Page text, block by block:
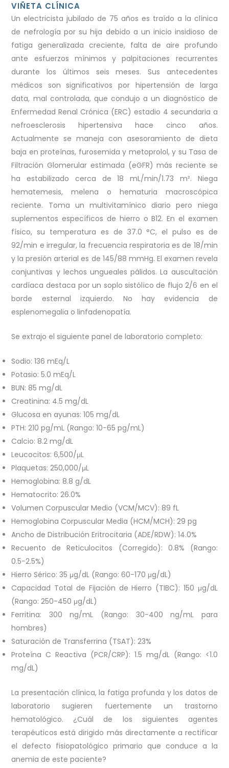
VIÑETA CLÍNICA
Un electricista jubilado de 75 años es traído a la clínica
de nefrología por su hija debido a un inicio insidioso de
fatiga generalizada creciente, falta de aire profundo
ante esfuerzos mínimos y palpitaciones recurrentes
durante los últimos seis meses. Sus antecedentes
médicos son significativos por hipertensión de larga
data, mal controlada, que condujo a un diagnóstico de
Enfermedad Renal Crónica (ERC) estadio 4 secundaria a
nefroesclerosis hipertensiva hace cinco años.
Actualmente se maneja con asesoramiento de dieta
baja en proteínas, furosemida y metoprolol, y su Tasa de
Filtración Glomerular estimada (eGFR) más reciente se
ha estabilizado cerca de 18 mL/min/1.73 m². Niega
hematemesis, melena o hematuria macroscópica
reciente. Toma un multivitamínico diario pero niega
suplementos específicos de hierro o B12. En el examen
físico, su temperatura es de 37.0 °C, el pulso es de
92/min e irregular, la frecuencia respiratoria es de 18/min
y la presión arterial es de 145/88 mmHg. El examen revela
conjuntivas y lechos ungueales pálidos. La auscultación
cardíaca destaca por un soplo sistólico de flujo 2/6 en el
borde esternal izquierdo. No hay evidencia de
esplenomegalia o linfadenopatía.
Se extrajo el siguiente panel de laboratorio completo:
Sodio: 136 mEq/L
Potasio: 5.0 mEq/L
BUN: 85 mg/dL
Creatinina: 4.5 mg/dL
Glucosa en ayunas: 105 mg/dL
PTH: 210 pg/mL (Rango: 10−65 pg/mL)
Calcio: 8.2 mg/dL
Leucocitos: 6,500/μL
Plaquetas: 250,000/μL
Hemoglobina: 8.8 g/dL
Hematocrito: 26.0%
Volumen Corpuscular Medio (VCM/MCV): 89 fL
Hemoglobina Corpuscular Media (HCM/MCH): 29 pg
Ancho de Distribución Eritrocitaria (ADE/RDW): 14.0%
Recuento de Reticulocitos (Corregido): 0.8% (Rango:
0.5−2.5%)
Hierro Sérico: 35 μg/dL (Rango: 60-170 μg/dL)
Capacidad Total de Fijación de Hierro (TIBC): 150 μg/dL
(Rango: 250-450 μg/dL)
Ferritina: 300 ng/mL (Rango: 30−400 ng/mL para
hombres)
Saturación de Transferrina (TSAT): 23%
Proteína C Reactiva (PCR/CRP): 1.5 mg/dL (Rango: <1.0
mg/dL)
La presentación clínica, la fatiga profunda y los datos de
laboratorio sugieren fuertemente un trastorno
hematológico. ¿Cuál de los siguientes agentes
terapéuticos está dirigido más directamente a rectificar
el defecto fisiopatológico primario que conduce a la
anemia de este paciente?